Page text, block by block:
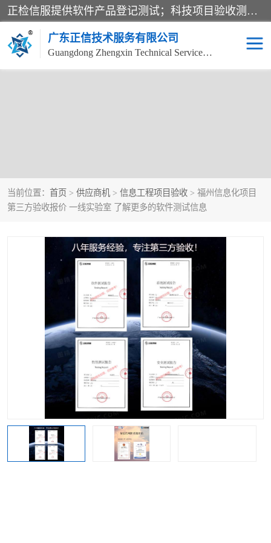
正检信服提供软件产品登记测试；科技项目验收测试；产品确认测试；功能测试；性能测试；安全测试；代码审计测试；漏洞扫描测试；渗透测试；风险评估测试；信息安全等级保护测评；双软认定；实验室建设质量体系建设；软件着作权、软件评测等服务。
广东正信技术服务有限公司
Guangdong Zhengxin Technical Service Co., Ltd
当前位置： 首页 > 供应商机 > 信息工程项目验收 > 福州信息化项目
第三方验收报价 一线实验室 了解更多的软件测试信息